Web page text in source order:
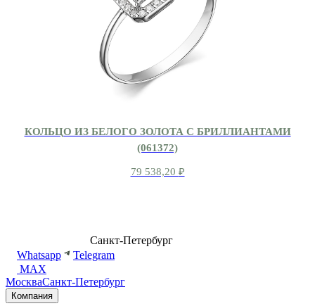
КОЛЬЦО ИЗ БЕЛОГО ЗОЛОТА С БРИЛЛИАНТАМИ
(061372)
79 538,20 ₽
Санкт-Петербург
Whatsapp
Telegram
MAX
МоскваСанкт-Петербург
Компания